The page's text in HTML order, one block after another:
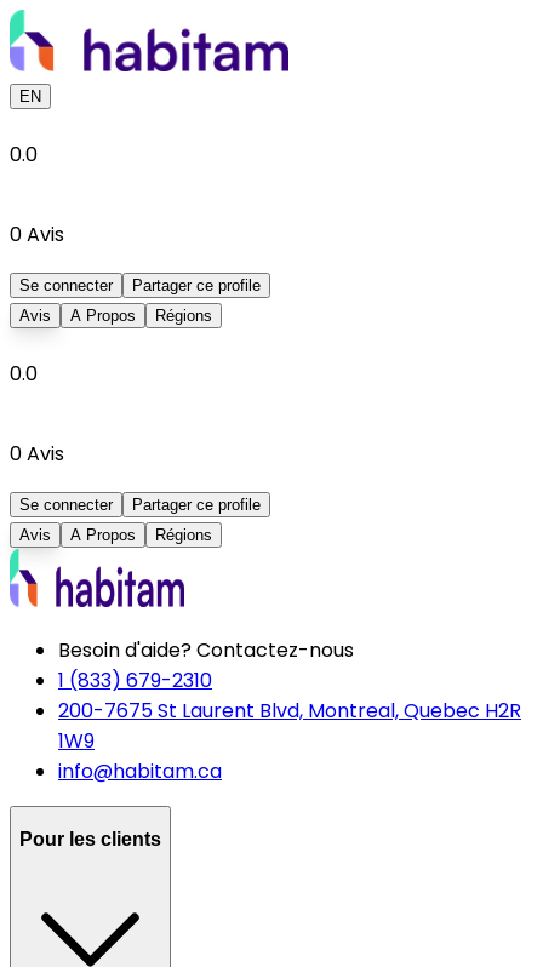
EN
0.0
0Avis
Se connecter
Partager ce profile
Avis
A Propos Régions
0.0
0Avis
Se connecter
Partager ce profile
Avis
A Propos Régions
Besoin d'aide? Contactez-nous
1 (833) 679-2310
200-7675 St Laurent Blvd, Montreal, Quebec H2R
1W9
info@habitam.ca
Pour les clients